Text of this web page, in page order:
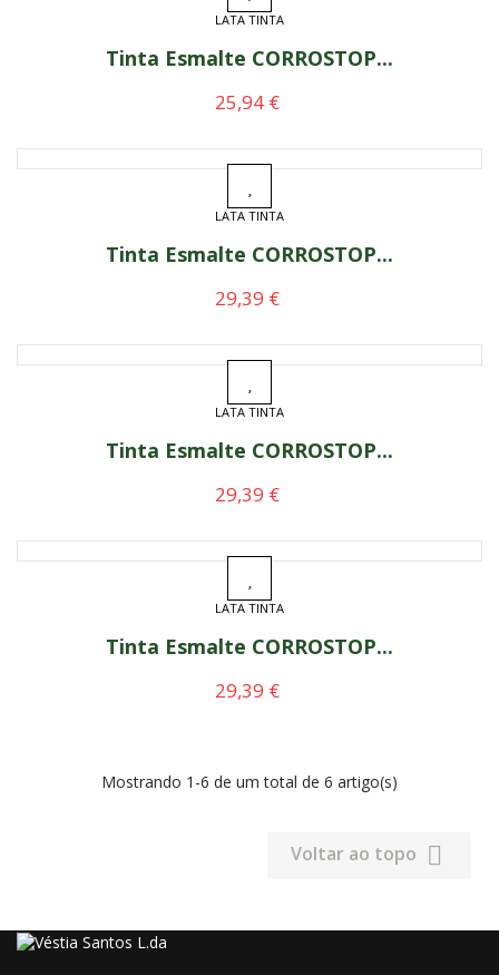
LATA TINTA
Tinta Esmalte CORROSTOP...
Preço
25,94 €
LATA TINTA
Tinta Esmalte CORROSTOP...
Preço
29,39 €
LATA TINTA
Tinta Esmalte CORROSTOP...
Preço
29,39 €
LATA TINTA
Tinta Esmalte CORROSTOP...
Preço
29,39 €
Mostrando 1-6 de um total de 6 artigo(s)
Voltar ao topo 